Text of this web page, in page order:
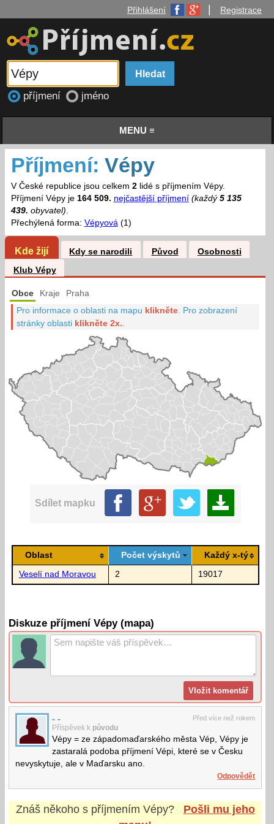
Přihlášení Registrace
příjmení jméno
MENU ≡
Příjmení: Vépy
V České republice jsou celkem 2lidé s příjmením Vépy.
Příjmení Vépy je 164 509. nejčastější příjmení (každý 5 135
439. obyvatel).
Přechýlená forma: Vépyová(1)
Kde žijí Kdy se narodili Původ
Osobnosti
Klub Vépy
Obce Kraje Praha
Pro informace o oblasti na mapu klikněte Pro zobrazení
stránky oblasti klikněte 2x.
Sdílet mapku
Oblast Počet výskytů Každý x-tý
Veselí nad Moravou 2 19017
Diskuze příjmení Vépy (mapa)
Před více než rokem
- -
Příspěvek k původu
Vépy = ze západomaďarského města Vép, Vépy je
zastaralá podoba příjmení Vépi, které se v Česku
nevyskytuje, ale v Maďarsku ano.
Odpovědět
Znáš někoho s příjmením Vépy?
Pošli mu jeho